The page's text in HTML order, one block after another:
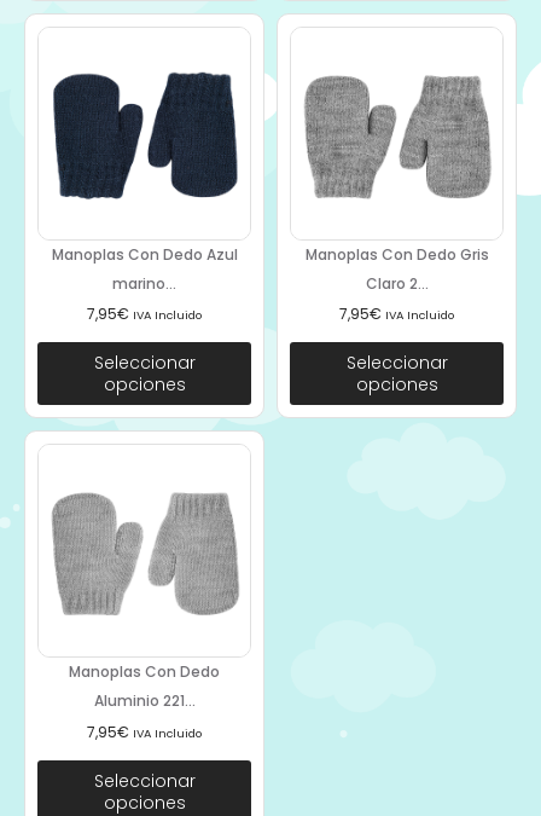
Manoplas Con Dedo Azul
marino...
7,95€ IVA Incluido
Seleccionar
opciones
Manoplas Con Dedo Gris
Claro 2...
7,95€ IVA Incluido
Seleccionar
opciones
Manoplas Con Dedo
Aluminio 221...
7,95€ IVA Incluido
Seleccionar
opciones